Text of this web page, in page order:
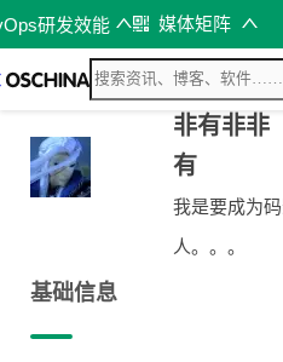
研发效能 媒体矩阵
非有非非
有
我是要成为
人。。。
基础信息